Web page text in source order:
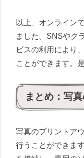
以上、オンライン
ました。SNSやク
ビスの利用により
ことができます。
まとめ：写
写真のプリントア
行うことができま